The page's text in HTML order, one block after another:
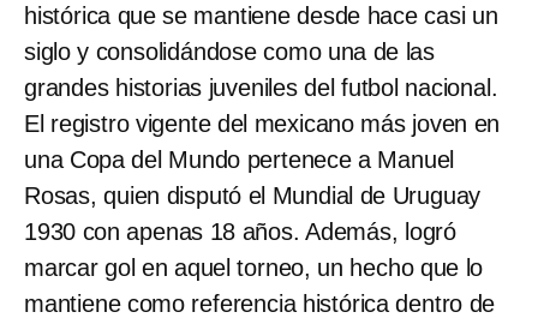
histórica que se mantiene desde hace casi un
siglo y consolidándose como una de las
grandes historias juveniles del futbol nacional.
El registro vigente del mexicano más joven en
una Copa del Mundo pertenece a Manuel
Rosas, quien disputó el Mundial de Uruguay
1930 con apenas 18 años. Además, logró
marcar gol en aquel torneo, un hecho que lo
mantiene como referencia histórica dentro de